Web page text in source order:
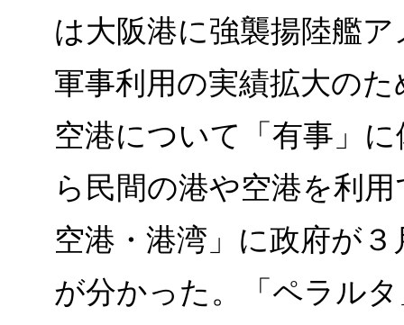
は大阪港に強襲揚陸艦
軍事利用の実績拡大の
空港について「有事」
ら民間の港や空港を利
空港・港湾」に政府が
が分かった。「ペラル